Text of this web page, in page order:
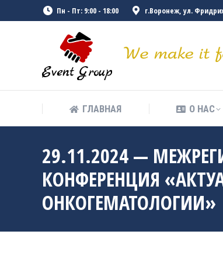
Пн - Пт: 9:00 - 18:00 г.Воронеж, ул.
ГЛАВНАЯ О НАС
29.11.2024 —
КОНФЕРЕНЦИЯ
ОНКОГЕМАТОЛОГИИ»
ГЛАВНАЯ О НАС